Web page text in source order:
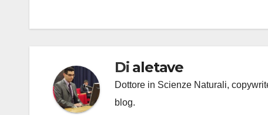
Di aletave
Dottore in Scienze Naturali,
blog.